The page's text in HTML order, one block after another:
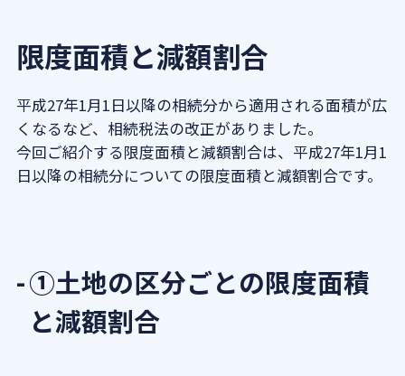
限度面積と減額割合
平成27年1月1日以降の相続分から適用される面積が広
くなるなど、相続税法の改正がありました。
今回ご紹介する限度面積と減額割合は、平成27年1月1
日以降の相続分についての限度面積と減額割合です。
①土地の区分ごとの限度面積
と減額割合